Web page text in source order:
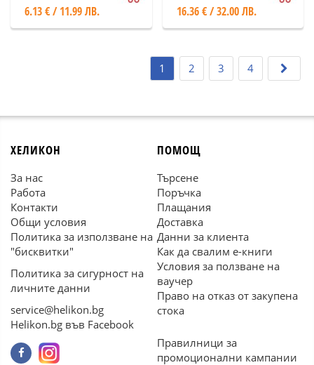
6.13 € / 11.99 ЛВ. 16.36 € / 32.00 ЛВ.
1 2 3 4
ХЕЛИКОН
За нас
Работа
Контакти
Общи условия
Политика за използване на
"бисквитки"
Политика за сигурност на
личните данни
service@helikon.bg
Helikon.bg във Facebook
ПОМОЩ
Търсене
Поръчка
Плащания
Доставка
Данни за клиента
Как да свалим е-книги
Условия за ползване на
ваучер
Право на отказ от закупена
стока
Правилници за
промоционални кампании